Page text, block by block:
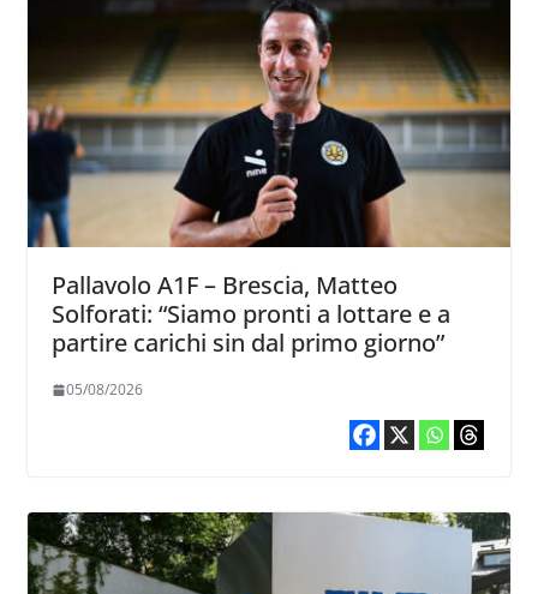
Pallavolo A1F – Brescia, Matteo
Solforati: “Siamo pronti a lottare e a
partire carichi sin dal primo giorno”
05/08/2026